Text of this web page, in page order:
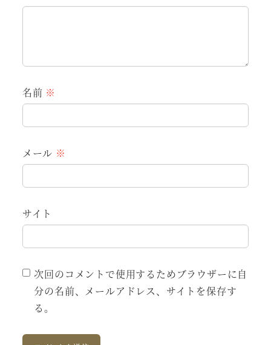
名前 ※
メール ※
サイト
次回のコメントで使用するためブラウザーに自
分の名前、メールアドレス、サイトを保存す
る。